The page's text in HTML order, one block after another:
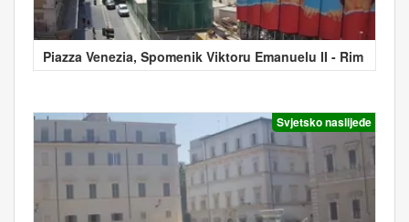
Piazza Venezia, Spomenik Viktoru Emanuelu II - Rim
Svjetsko naslijeđe